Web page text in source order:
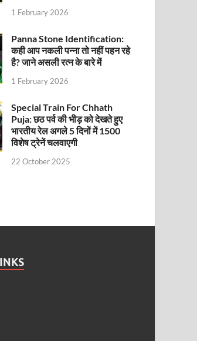
1 February 2026
Panna Stone Identification:
कही आप नकली पन्ना तो नहीं पहन रहे
है? जाने असली रत्न के बारे में
1 February 2026
Special Train For Chhath
Puja: छठ पर्व की भीड़ को देखते हुए
भारतीय रेल अगले 5 दिनों में 1500
विशेष ट्रेनें चलवाएगी
22 October 2025